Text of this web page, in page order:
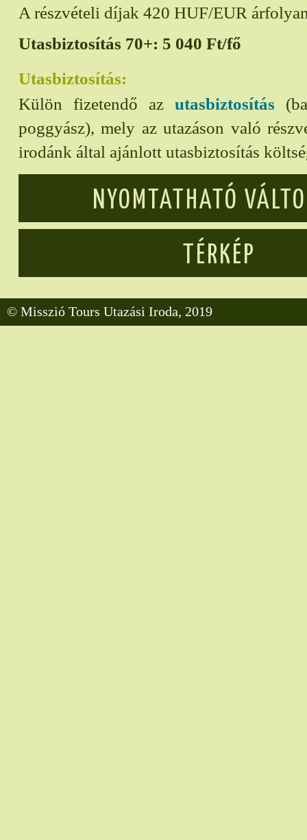
A részvételi díjak 420 HUF/EUR
Utasbiztosítás 70+: 5 040 Ft/fő
Utasbiztosítás:
Külön fizetendő az utasbiztosítás
poggyász), mely az utazáson való
irodánk által ajánlott utasbiztosítás
NYOMTATHATÓ
TÉRKÉP
© Misszió Tours Utazási Iroda, 2019